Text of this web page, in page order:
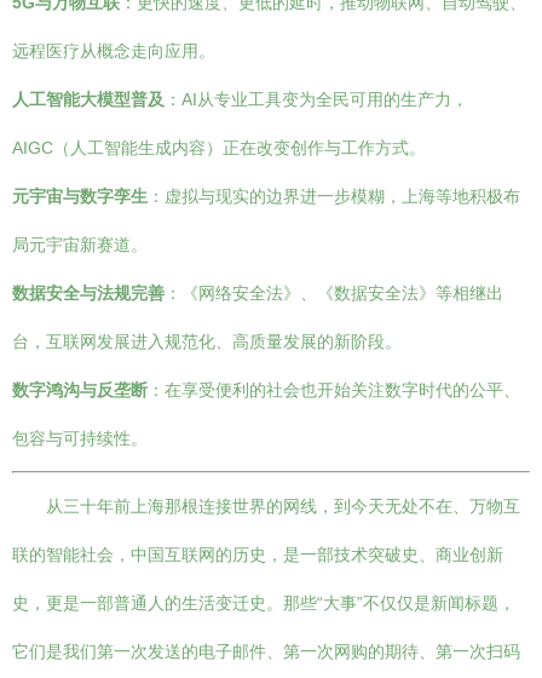
远程医疗从概念走向应用。
人工智能大模型普及 ：AI从专业工具变为全民可用的生产力，
AIGC（人工智能生成内容）正在改变创作与工作方式。
元宇宙与数字孪生 ：虚拟与现实的边界进一步模糊，上海等地积极布
局元宇宙新赛道。
数据安全与法规完善 ：《网络安全法》、《数据安全法》等相继出
台，互联网发展进入规范化、高质量发展的新阶段。
数字鸿沟与反垄断 ：在享受便利的社会也开始关注数字时代的公平、
包容与可持续性。
从三十年前上海那根连接世界的网线，到今天无处不在、万物互
联的智能社会，中国互联网的历史，是一部技术突破史、商业创新
史，更是一部普通人的生活变迁史。那些“大事”不仅仅是新闻标题，
它们是我们第一次发送的电子邮件、第一次网购的期待、第一次扫码